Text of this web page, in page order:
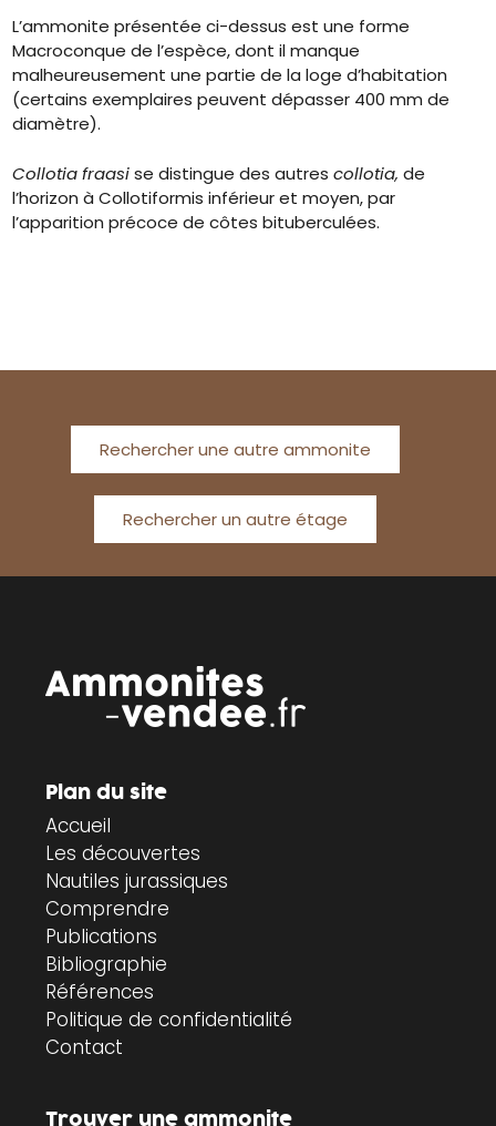
L’ammonite présentée ci-dessus est une forme
Macroconque de l’espèce, dont il manque
malheureusement une partie de la loge d’habitation
(certains exemplaires peuvent dépasser 400 mm de
diamètre).
Collotia fraasise distingue des autres collotia,de
l’horizon à Collotiformis inférieur et moyen, par
l’apparition précoce de côtes bituberculées.
Rechercher une autre ammonite
Rechercher un autre étage
Plan du site
Accueil
Les découvertes
Nautiles jurassiques
Comprendre
Publications
Bibliographie
Références
Politique de confidentialité
Contact
Trouver une ammonite